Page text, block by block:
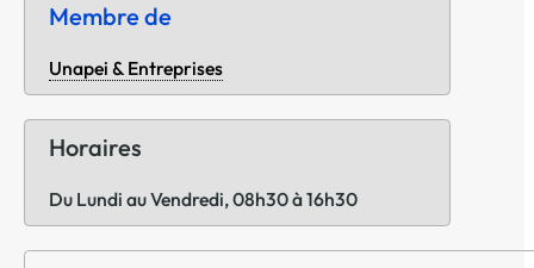
Membre de
Unapei & Entreprises
Horaires
Du Lundi au Vendredi, 08h30 à 16h30